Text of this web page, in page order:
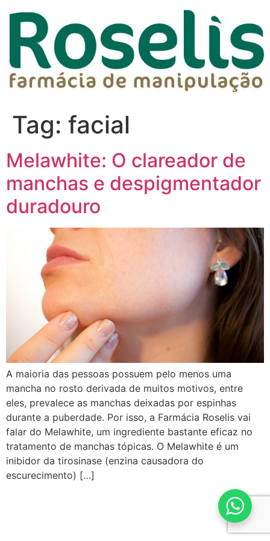
Tag: facial
Melawhite: O clareador de
manchas e despigmentador
duradouro
A maioria das pessoas possuem pelo menos uma
mancha no rosto derivada de muitos motivos, entre
eles, prevalece as manchas deixadas por espinhas
durante a puberdade. Por isso, a Farmácia Roselis vai
falar do Melawhite, um ingrediente bastante eficaz no
tratamento de manchas tópicas. O Melawhite é um
inibidor da tirosinase (enzina causadora do
escurecimento) […]